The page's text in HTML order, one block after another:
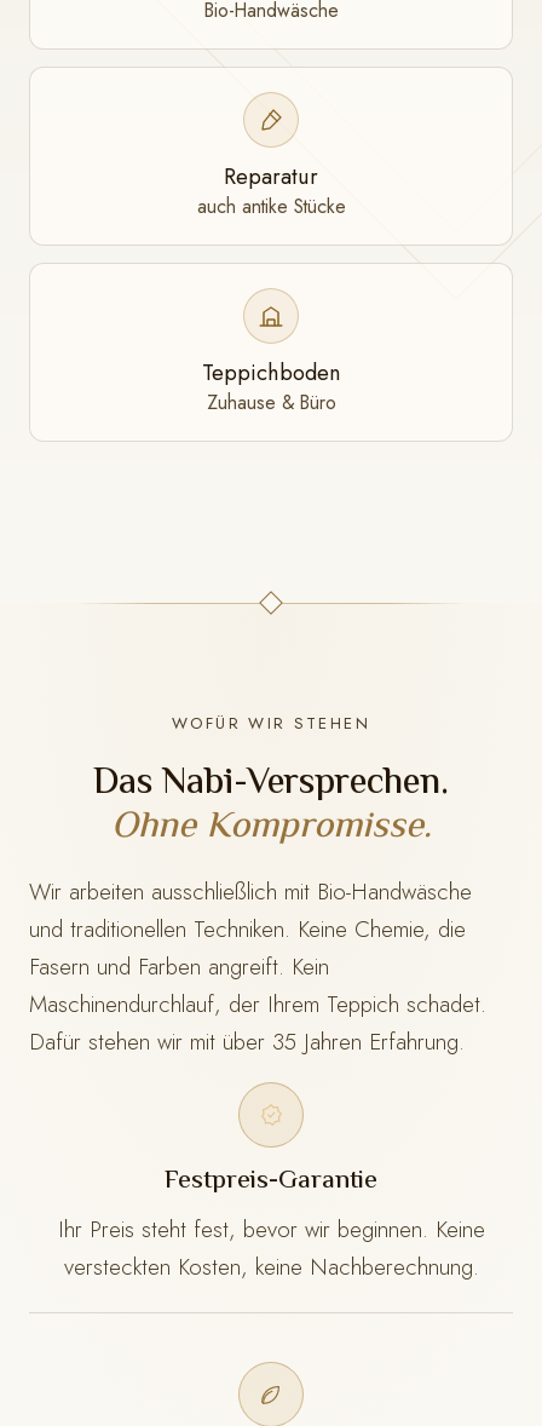
Bio-Handwäsche
Reparatur
auch antike Stücke
Teppichboden
Zuhause & Büro
WOFÜR WIR STEHEN
Das Nabi-Versprechen.
Ohne Kompromisse.
Wir arbeiten ausschließlich mit Bio-Handwäsche
und traditionellen Techniken. Keine Chemie, die
Fasern und Farben angreift. Kein
Maschinendurchlauf, der Ihrem Teppich schadet.
Dafür stehen wir mit über 35 Jahren Erfahrung.
Festpreis-Garantie
Ihr Preis steht fest, bevor wir beginnen. Keine
versteckten Kosten, keine Nachberechnung.